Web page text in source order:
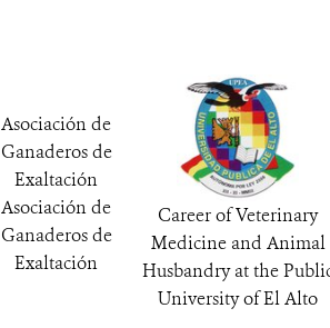
Asociación de
Ganaderos de
Exaltación
Asociación de
Ganaderos de
Exaltación
Career of Veterinary
Medicine and Animal
Husbandry at the
University of El Alto